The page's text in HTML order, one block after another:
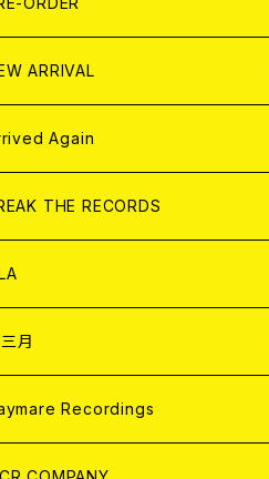
ZINE
ログ
レル
CONTENTS
ARRIVAL
ログ
Again
ログ
THE RECORDS
レル
月
Recordings